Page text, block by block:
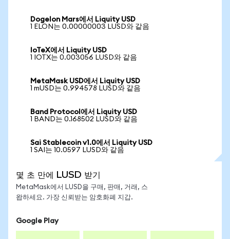
Dogelon Mars에서 Liquity USD
1 ELON는 0.00000003 LUSD와 같음
IoTeX에서 Liquity USD
1 IOTX는 0.003056 LUSD와 같음
MetaMask USD에서 Liquity USD
1 mUSD는 0.994578 LUSD와 같음
Band Protocol에서 Liquity USD
1 BAND는 0.168502 LUSD와 같음
Sai Stablecoin v1.0에서 Liquity USD
1 SAI는 10.0597 LUSD와 같음
몇 초 만에 LUSD 받기
MetaMask에서 LUSD을 구매, 판매, 거래, 스
왑하세요. 가장 신뢰받는 암호화폐 지갑.
Google Play